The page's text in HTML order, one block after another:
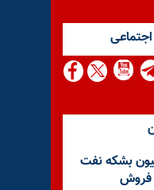
بلاتکلیفی ۶۳ میلیون بشکه نفت
فروش